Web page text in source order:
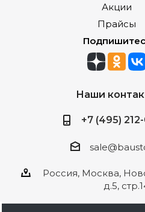
Акции
Прайсы
Наши
+7 (495)
Россия, Москва,
д.5,